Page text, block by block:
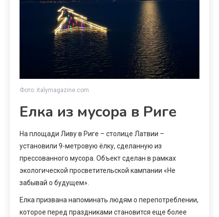
Фото: italymagazine.com
Елка из мусора в Риге
На площади Ливу в Риге – столице Латвии –
установили 9-метровую ёлку, сделанную из
прессованного мусора. Объект сделан в рамках
экологической просветительской кампании «Не
забывай о будущем».
Елка призвана напоминать людям о перепотреблении,
которое перед праздниками становится еще более